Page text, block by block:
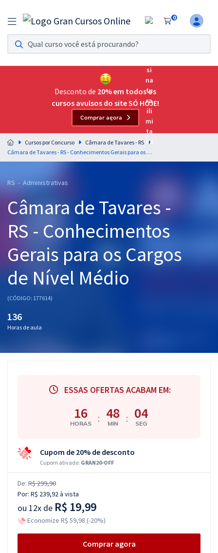
0
Assinatura Ilimitada 11
Acesso a todos os cursos. Teste grátis por 7 dias!
Assinatura OAB Até Passar
Acesso ilimitado a toda preparação para o Exame da
Residências Multiprofissionais
Preparação completa e intensiva para as principais
residências em saúde do Brasil
Cursos 20% OFF
Pós
Graduação
OAB
Questões grátis
Desconto de 20% em todos os
cursos avulsos do site SÓ HOJE!
Comprar agora
Cursos por Concurso
Câmara de Tavares - RS
Câmara de Tavares - RS - Conhecimentos Gerais para os Cargos de Nível Médio
RS - Administrativas
Câmara de Tavares -
RS - Conhecimentos
Gerais para os Cargos
de Nível Médio
(CÓDIGO: 177614)
136
Horas de aula
ESSAS OFERTAS ACABAM EM:
16
HORAS : 48
MIN : 03
SEG
Cupom de 20% de desconto
Cupom ativado: GRAN20-OFF
De: R$ 299,90
Por: R$ 239,92à vista
ou 12x de R$ 19,99
Economize R$ 59,98 (-20%)
Comprar agora